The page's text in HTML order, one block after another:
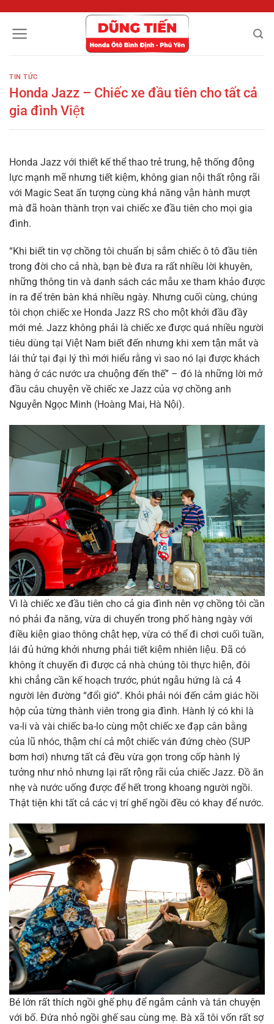
nội
TIN TỨC
Honda Jazz – Chiếc xe đầu tiên cho tất cả
gia đình Việt
Honda Jazz với thiết kế thể thao trẻ trung, hệ thống động
lực mạnh mẽ nhưng tiết kiệm, không gian nội thất rộng rãi
với Magic Seat ấn tượng cùng khả năng vận hành mượt
mà đã hoàn thành trọn vai chiếc xe đầu tiên cho mọi gia
đình.
“Khi biết tin vợ chồng tôi chuẩn bị sắm chiếc ô tô đầu tiên
trong đời cho cả nhà, bạn bè đưa ra rất nhiều lời khuyên,
những thông tin và danh sách các mẫu xe tham khảo được
in ra để trên bàn khá nhiều ngày. Nhưng cuối cùng, chúng
tôi chọn chiếc xe Honda Jazz RS cho một khởi đầu đầy
mới mẻ. Jazz không phải là chiếc xe được quá nhiều người
tiêu dùng tại Việt Nam biết đến nhưng khi xem tận mắt và
lái thử tại đại lý thì mới hiểu rằng vì sao nó lại được khách
hàng ở các nước ưa chuộng đến thế” – đó là những lời mở
đầu câu chuyện về chiếc xe Jazz của vợ chồng anh
Nguyễn Ngọc Minh (Hoàng Mai, Hà Nội).
Vì là chiếc xe đầu tiên cho cả gia đình nên vợ chồng tôi cần
nó phải đa năng, vừa di chuyển trong phố hàng ngày với
điều kiện giao thông chật hẹp, vừa có thể đi chơi cuối tuần,
lái đủ hứng khởi nhưng phải tiết kiệm nhiên liệu. Đã có
không ít chuyến đi được cả nhà chúng tôi thực hiện, đôi
khi chẳng cần kế hoạch trước, phút ngẫu hứng là cả 4
người lên đường “đổi gió”. Khỏi phải nói đến cảm giác hồi
hộp của từng thành viên trong gia đình. Hành lý có khi là
va-li và vài chiếc ba-lo cùng một chiếc xe đạp cân bằng
của lũ nhóc, thậm chí cả một chiếc ván đứng chèo (SUP
bơm hơi) nhưng tất cả đều vừa gọn trong cốp hành lý
tưởng như nhỏ nhưng lại rất rộng rãi của chiếc Jazz. Đồ ăn
nhẹ và nước uống được để hết trong khoang người ngồi.
Thật tiện khi tất cả các vị trí ghế ngồi đều có khay để nước.
Bé lớn rất thích ngồi ghế phụ để ngắm cảnh và tán chuyện
với bố. Đứa nhỏ ngồi ghế sau cùng mẹ. Bà xã tôi vốn rất sợ